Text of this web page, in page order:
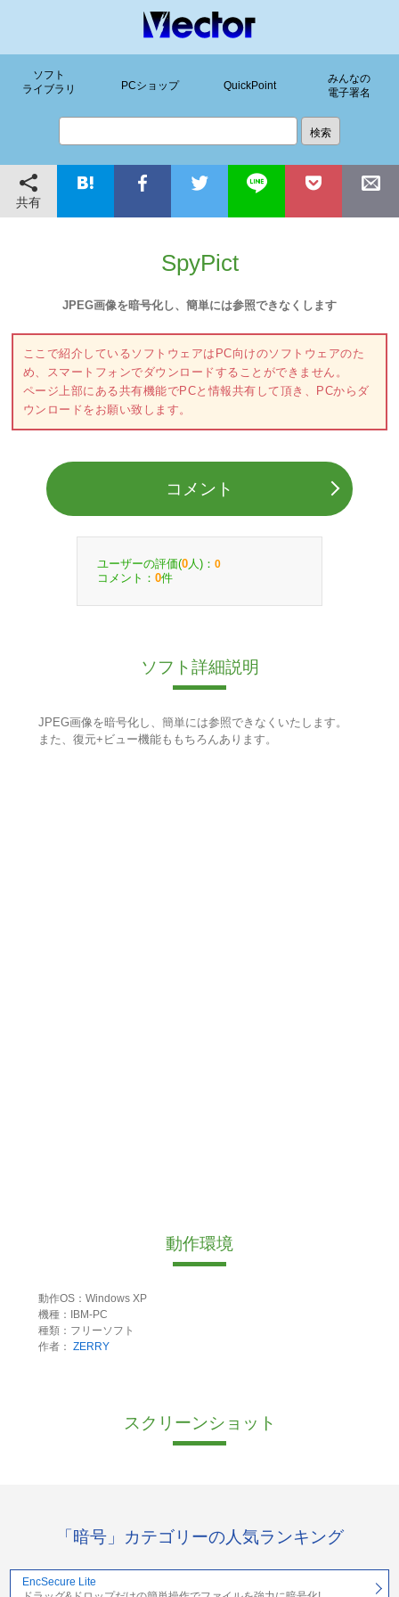
ソフト
ライブラリ
PCショップ QuickPoint
みんなの
電子署名
共有
SpyPict
JPEG画像を暗号化し、簡単には参照できなくします
ここで紹介しているソフトウェアはPC向けのソフトウェアのた
め、スマートフォンでダウンロードすることができません。
ページ上部にある共有機能でPCと情報共有して頂き、PCからダ
ウンロードをお願い致します。
コメント
ユーザーの評価(0 人)： 0
コメント： 0件
ソフト詳細説明
JPEG画像を暗号化し、簡単には参照できなくいたします。
また、復元+ビュー機能ももちろんあります。
動作環境
動作OS：Windows XP
機種：IBM-PC
種類：フリーソフト
作者： ZERRY
スクリーンショット
「暗号」カテゴリーの人気ランキング
EncSecure Lite